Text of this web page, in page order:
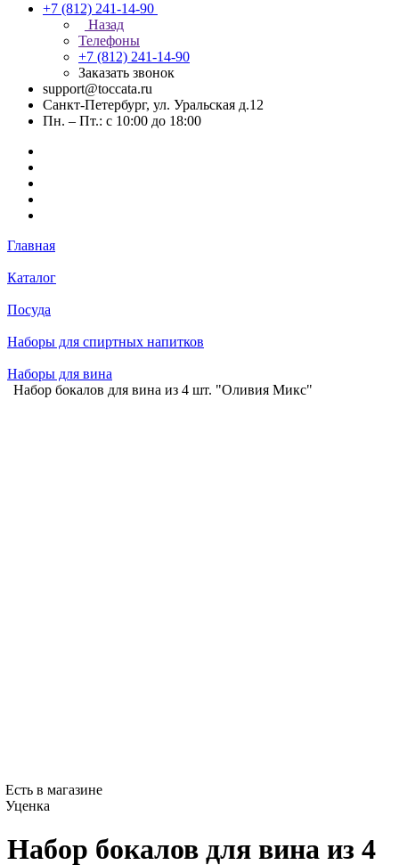
+7 (812) 241-14-90
Назад
Телефоны
+7 (812) 241-14-90
Заказать звонок
support@toccata.ru
Санкт-Петербург, ул. Уральская д.12
Пн. – Пт.: с 10:00 до 18:00
Главная
Каталог
Посуда
Наборы для спиртных напитков
Наборы для вина
Набор бокалов для вина из 4 шт. "Оливия Микс"
Есть в магазине
Уценка
Набор бокалов для вина из 4